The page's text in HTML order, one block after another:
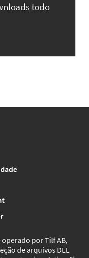
todo
operado por Tilf AB,
de arquivos DLL